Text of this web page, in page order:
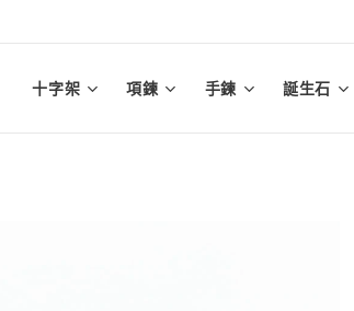
十字架 項鍊 手鍊 誕生石